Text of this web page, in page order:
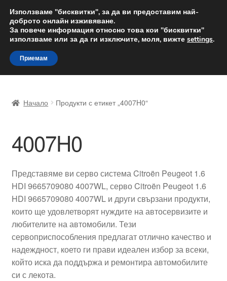
ДОСТАВКА от 12 лв.
Доставка по целия свят
Skip
to
navigation
Skip
to
content
Доставка по целия свят
Жалби
Количка
Контакт
Моята сметка
Плащанията
Начало Продукти с етикет „4007H0“
4007H0
Представяме ви серво система Citroën Peugeot 1.6
HDI 9665709080 4007WL, серво Citroën Peugeot 1.6
HDI 9665709080 4007WL и други свързани продукти,
които ще удовлетворят нуждите на автосервизите и
любителите на автомобили. Тези
сервоприспособления предлагат отлично качество и
надеждност, което ги прави идеален избор за всеки,
който иска да поддържа и ремонтира автомобилите
си с лекота.
Използваме "бисквитки", за да ви предоставим най-
доброто онлайн изживяване.
За повече информация относно това кои "бисквитки"
използваме или за да ги изключите, моля, вижте settings.
Приемам